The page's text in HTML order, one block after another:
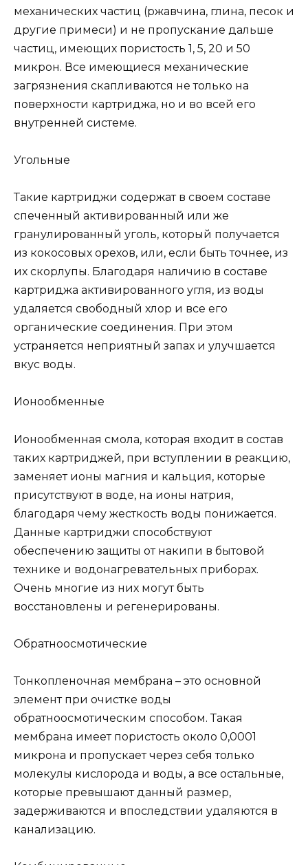
механических частиц (ржавчина, глина, песок и
другие примеси) и не пропускание дальше
частиц, имеющих пористость 1, 5, 20 и 50
микрон. Все имеющиеся механические
загрязнения скапливаются не только на
поверхности картриджа, но и во всей его
внутренней системе.
Угольные
Такие картриджи содержат в своем составе
спеченный активированный или же
гранулированный уголь, который получается
из кокосовых орехов, или, если быть точнее, из
их скорлупы. Благодаря наличию в составе
картриджа активированного угля, из воды
удаляется свободный хлор и все его
органические соединения. При этом
устраняется неприятный запах и улучшается
вкус воды.
Ионообменные
Ионообменная смола, которая входит в состав
таких картриджей, при вступлении в реакцию,
заменяет ионы магния и кальция, которые
присутствуют в воде, на ионы натрия,
благодаря чему жесткость воды понижается.
Данные картриджи способствуют
обеспечению защиты от накипи в бытовой
технике и водонагревательных приборах.
Очень многие из них могут быть
восстановлены и регенерированы.
Обратноосмотические
Тонкопленочная мембрана – это основной
элемент при очистке воды
обратноосмотическим способом. Такая
мембрана имеет пористость около 0,0001
микрона и пропускает через себя только
молекулы кислорода и воды, а все остальные,
которые превышают данный размер,
задерживаются и впоследствии удаляются в
канализацию.